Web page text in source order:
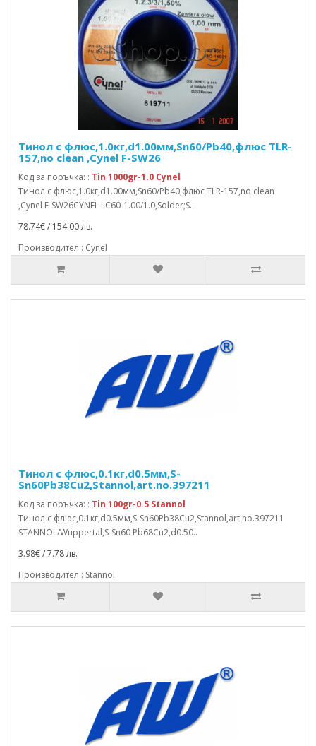
Тинол с флюс,1.0кг,d1.00мм,Sn60/Pb40,флюс TLR-
157,no clean ,Cynel F-SW26
Код за поръчка: : Tin 1000gr-1.0 Cynel
Тинол с флюс,1.0кг,d1.00мм,Sn60/Pb40,флюс TLR-157,no clean
,Cynel F-SW26CYNEL LC60-1.00/1.0,Solder;S..
78.74€ / 154.00 лв.
Производител : Cynel
Тинол с флюс,0.1кг,d0.5мм,S-
Sn60Pb38Cu2,Stannol,art.no.397211
Код за поръчка: : Tin 100gr-0.5 Stannol
Тинол с флюс,0.1кг,d0.5мм,S-Sn60Pb38Cu2,Stannol,art.no.397211
STANNOL/Wuppertal,S-Sn60 Pb68Cu2,d0.50..
3.98€ / 7.78 лв.
Производител : Stannol